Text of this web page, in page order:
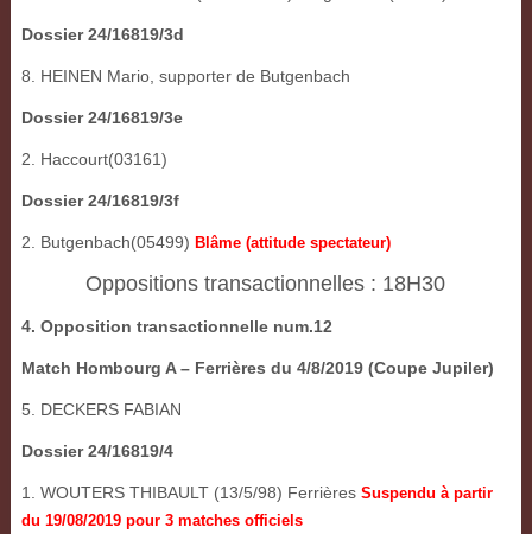
Dossier 24/16819/3d
8. HEINEN Mario, supporter de Butgenbach
Dossier 24/16819/3e
2. Haccourt(03161)
Dossier 24/16819/3f
2. Butgenbach(05499) Blâme (attitude spectateur)
Oppositions transactionnelles : 18H30
4. Opposition transactionnelle num.12
Match Hombourg A – Ferrières du 4/8/2019 (Coupe Jupiler)
5. DECKERS FABIAN
Dossier 24/16819/4
1. WOUTERS THIBAULT (13/5/98) Ferrières Suspendu à partir
du 19/08/2019 pour 3 matches officiels